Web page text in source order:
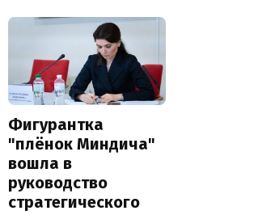
Фигурантка
"плёнок Миндича"
вошла в
руководство
стратегического